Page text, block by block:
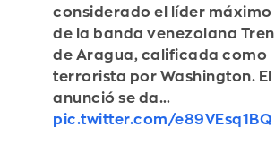
considerado el líder máximo
de la banda venezolana Tren
de Aragua, calificada como
terrorista por Washington. El
anunció se da…
pic.twitter.com/e89VEsq1BQ